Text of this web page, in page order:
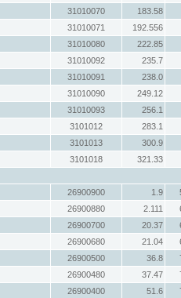
31010070
183.58
31010071
192.556
31010080
222.85
31010092
235.7
31010091
238.0
31010090
249.12
31010093
256.1
3101012
283.1
3101013
300.9
3101018
321.33
26900900 1.9
26900880 2.111
26900700 20.37
26900680 21.04
26900500 36.8
26900480 37.47
26900400 51.6